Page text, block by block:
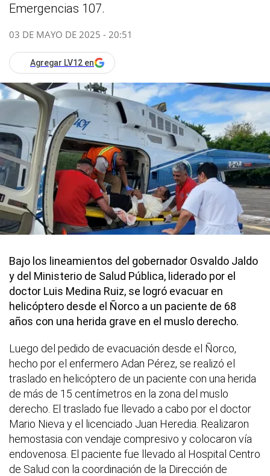
Emergencias 107.
03 DE MAYO DE 2025 - 20:51
Agregar LV12 en
Bajo los lineamientos del gobernador Osvaldo Jaldo
y del Ministerio de Salud Pública, liderado por el
doctor Luis Medina Ruiz, se logró evacuar en
helicóptero desde el Ñorco a un paciente de 68
años con una herida grave en el muslo derecho.
Luego del pedido de evacuación desde el Ñorco,
hecho por el enfermero Adan Pérez, se realizó el
traslado en helicóptero de un paciente con una herida
de más de 15 centímetros en la zona del muslo
derecho. El traslado fue llevado a cabo por el doctor
Mario Nieva y el licenciado Juan Heredia. Realizaron
hemostasia con vendaje compresivo y colocaron vía
endovenosa. El paciente fue llevado al Hospital Centro
de Salud con la coordinación de la Dirección de